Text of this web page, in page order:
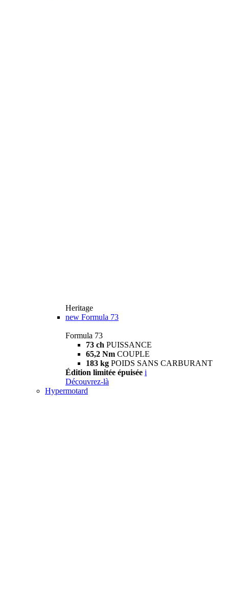
Heritage
new Formula 73
Formula 73
73 ch PUISSANCE
65,2 Nm COUPLE
183 kg POIDS SANS CARBURANT
Édition limitée épuisée i
Découvrez-là
Hypermotard